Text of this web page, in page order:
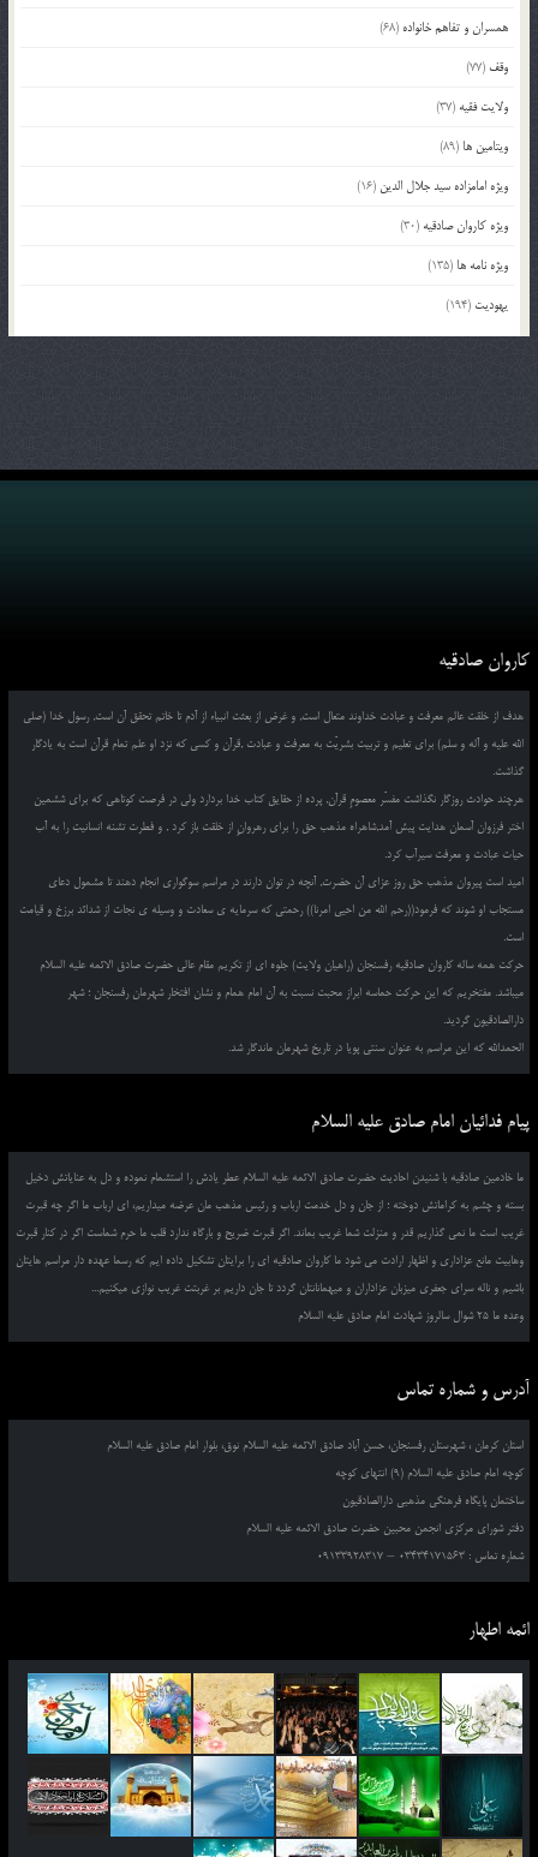
همسران و تفاهم خانواده (68)
وقف (77)
ولایت فقیه (37)
ویتامین ها (89)
ویژه امامزاده سید جلال الدین (16)
ویژه کاروان صادقیه (30)
ویژه نامه ها (135)
یهودیت (194)
کاروان صادقیه
هدف از خلقت عالم معرفت و عبادت خداوند متعال است, و غرض از بعثت انبیاء از آدم تا خاتم تحقق آن است, رسول خدا (صلی
الله علیه و آله و سلم) برای تعلیم و تربیت بشریّت به معرفت و عبادت ,قرآن و کسی که نزد او علم تمام قرآن است به یادگار
گذاشت.
هرچند حوادث روزگار نگذاشت مفسّر معصومِ قرآن, پرده از حقایق کتاب خدا بردارد ولی در فرصت کوتاهی که برای ششمین
اختر فرزوان آسمان هدایت پیش آمد,شاهراه مذهب حق را برای رهروانِ از خلقت باز کرد , و فطرت تشنه انسانیت را به آب
حیات عبادت و معرفت سیرآب کرد.
امید است پیروان مذهب حق روز عزای آن حضرت, آنچه در توان دارند در مراسم سوگواری انجام دهند تا مشمول دعای
مستجاب او شوند که فرمود((رحم الله من احیی امرنا)) رحمتی که سرمایه ی سعادت و وسیله ی نجات از شدائد برزخ و قیامت
است.
حرکت همه ساله کاروان صادقیه رفسنجان (راهیان ولایت) جلوه ای از تکریم مقام عالی حضرت صادق الائمه علیه السلام
میباشد. مفتخریم که این حرکت حماسه ابراز محبت نسبت به آن امام همام و نشان افتخار شهرمان رفسنجان ؛ شهر
دارالصادقیون گردید.
الحمدالله که این مراسم به عنوان سنتی پویا در تاریخ شهرمان ماندگار شد.
پیام فدائیان امام صادق علیه السلام
ما خادمین صادقیه با شنیدن احادیث حضرت صادق الائمه علیه السلام عطر یادش را استشمام نموده و دل به عنایاتش دخیل
بسته و چشم به کراماتش دوخته ؛ از جان و دل خدمت ارباب و رئیس مذهب مان عرضه میداریم، ای ارباب ما اگر چه قبرت
غریب است ما نمی گذاریم قدر و منزلت شما غریب بماند. اگر قبرت ضریح و بارگاه ندارد قلب ما حرم شماست اگر در کنار قبرت
وهابیت مانع عزاداری و اظهار ارادت می شود ما کاروان صادقیه ای را برایتان تشکیل داده ایم که رسما عهده دار مراسم هایتان
باشیم و ناله سرای جعفری میزبان عزاداران و میهمانانتان گردد تا جان داریم بر غربتت غریب نوازی میکنیم...
وعده ما 25 شوال سالروز شهادت امام صادق علیه السلام
آدرس و شماره تماس
استان کرمان ، شهرستان رفسنجان، حسن آباد صادق الائمه علیه السلام نوق، بلوار امام صادق علیه السلام
کوچه امام صادق علیه السلام (9) انتهای کوچه
ساختمان پایگاه فرهنگی مذهبی دارالصادقیون
دفتر شورای مرکزی انجمن محبین حضرت صادق الائمه علیه السلام
شماره تماس : 03434171563 – 09133928317
ائمه اطهار